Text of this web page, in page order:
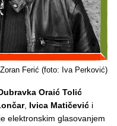
Zoran Ferić (foto: Iva Perković)
Oraić Tolić
, Ivica Matičević i
elektronskim glasovanjem